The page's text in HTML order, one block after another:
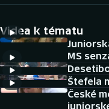
Cyklistika
DALŠÍ SPORTY
Americký fotbal
NEPŘEHLÉDNĚTE
Videa k tématu
MS
Štefela
České